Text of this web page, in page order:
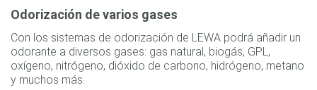
Odorización de varios gases
Con los sistemas de odorización de LEWA podrá añadir un
odorante a diversos gases: gas natural, biogás, GPL,
oxígeno, nitrógeno, dióxido de carbono, hidrógeno, metano
y muchos más.